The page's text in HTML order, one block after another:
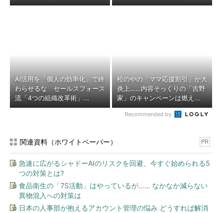
AI活用を「個人の効率化」で終
わらせるな セールスフォース
流「4つの組織改革術」...
松のやの「ママ応援割引」が大
炎上……内容そっくりの「吉野
家」のキャンペーンは燃え...
Recommended by
関連資料（ホワイトペーパー） PR
急速に広がるシャドーAIのリスクを回避、今すぐ始められる5
つの対策とは?
食品衛生の「7S活動」はやっているが...... なかなか減らない
異物混入への対策は
日本の人事部が抱えるアカウント管理の悩み どうすれば解消